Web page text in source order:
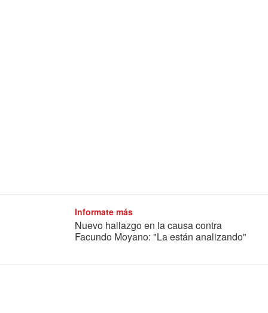
Informate más
Nuevo hallazgo en la causa contra
Facundo Moyano: "La están analizando"